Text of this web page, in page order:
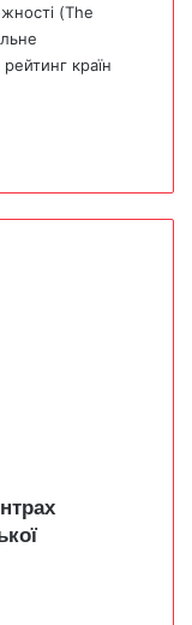
(The
країн